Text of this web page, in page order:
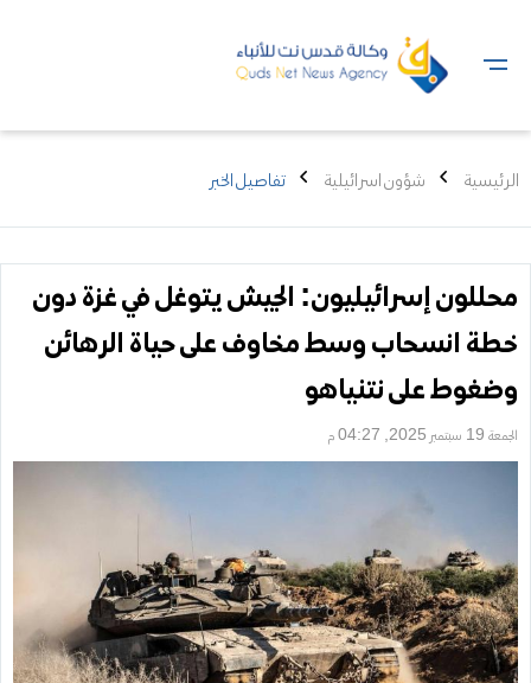
الرئيسية شؤون اسرائيلية تفاصيل الخبر
محللون إسرائيليون: الجيش يتوغل في غزة دون
خطة انسحاب وسط مخاوف على حياة الرهائن
وضغوط على نتنياهو
الجمعة 19 سبتمبر 2025, 04:27 م